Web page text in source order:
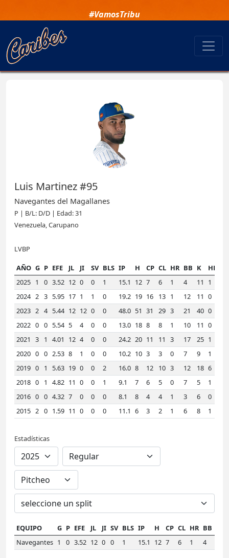
#VamosTribu
Luis Martinez #95
Navegantes del Magallanes
P | B/L: D/D | Edad: 31
Venezuela, Carupano
LVBP
AÑO G P EFE JL JI SV BLS IP H CP CL HR BB K HLD
2025 1 0 3.52 12 0 0 1 15.1 12 7 6 1 4 11 1
2024 2 3 5.95 17 1 1 0 19.2 19 16 13 1 12 11 0
2023 2 4 5.44 12 12 0 0 48.0 51 31 29 3 21 40 0
2022 0 0 5.54 5 4 0 0 13.0 18 8 8 1 10 11 0
2021
3 1 4.01 12 4 0 0 24.2 20 11 11 3 17 25 1
2020 0 0 2.53 8 1 0 0 10.2 10 3 3 0 7 9 1
2019 0 1 5.63 19 0 0 2 16.0 8 12 10 3 12 18 6
2018 0 1 4.82 11 0 0 1 9.1 7 6 5 0 7 5 1
2016 0 0 4.32 7 0 0 0 8.1 8 4 4 1 3 6 0
2015 2 0 1.59 11 0 0 0 11.1 6 3 2 1 6 8 1
Estadísticas
EQUIPO G P EFE JL JI SV BLS IP H CP CL HR BB
Navegantes 1 0 3.52 12 0 0 1 15.1 12 7 6 1 4